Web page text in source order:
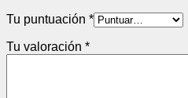
Tu puntuación *
Tu valoración *